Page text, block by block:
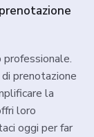
prenotazione
la
loro
oggi per far